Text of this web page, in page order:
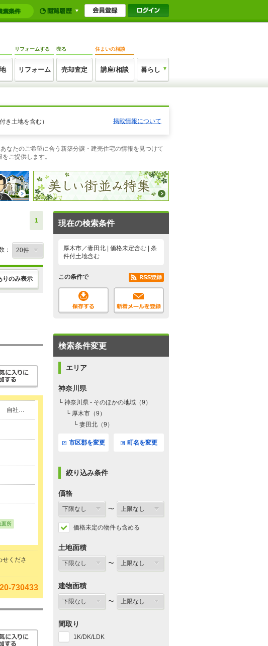
リフォームする
リフォーム
売る
売却査定
住まいの相談
講座/相談 暮らし
き土地を含む） 掲載情報について
なたのご希望に合う新築分譲・建売住宅の情報を見つけて
ご提供します。
1
：
りのみ表示
自社…
面所
せくださ
730433
現在の検索条件
厚木市／妻田北 | 価格未定含む | 条
件付土地含む
この条件で
検索条件変更
エリア
神奈川県
└ 神奈川県 - そのほかの地域（9）
└ 厚木市（9）
└ 妻田北（9）
市区郡を変更 町名を変更
絞り込み条件
価格
〜
価格未定の物件も含める
土地面積
〜
建物面積
〜
間取り
1K/DK/LDK